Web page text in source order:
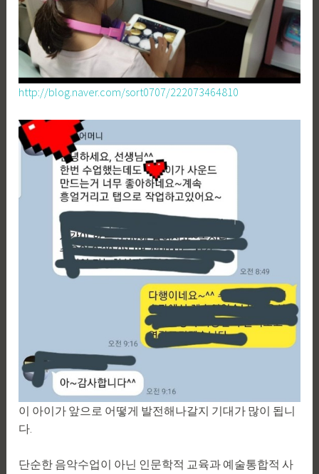
http://blog.naver.com/sort0707/222073464810
이 아이가 앞으로 어떻게 발전해나갈지 기대가 많이 됩니
다.
단순한 음악수업이 아닌 인문학적 교육과 예술통합적 사